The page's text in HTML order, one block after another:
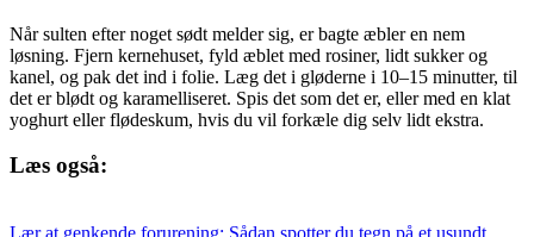
Når sulten efter noget sødt melder sig, er bagte æbler en nem
løsning. Fjern kernehuset, fyld æblet med rosiner, lidt sukker og
kanel, og pak det ind i folie. Læg det i gløderne i 10–15 minutter, til
det er blødt og karamelliseret. Spis det som det er, eller med en klat
yoghurt eller flødeskum, hvis du vil forkæle dig selv lidt ekstra.
Læs også: